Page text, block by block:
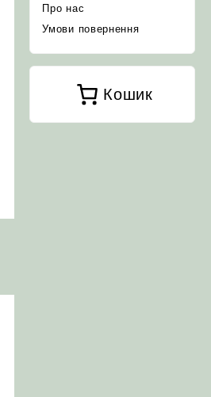
Про нас
Умови повернення
Кошик